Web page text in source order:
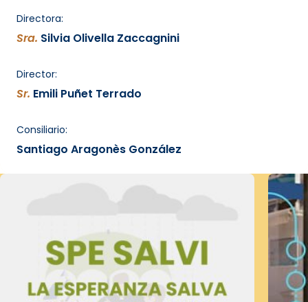
Directora:
Sra. Silvia Olivella Zaccagnini
Director:
Sr. Emili Puñet Terrado
Consiliario:
Santiago Aragonès González